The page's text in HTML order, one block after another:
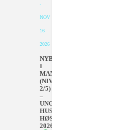
-
NOV
16
2026
NYBEGYNNER
I
MANDAGER
(NIVÅ
2/5)
–
UNGDOMMENS
HUS
HØSTEN
2026